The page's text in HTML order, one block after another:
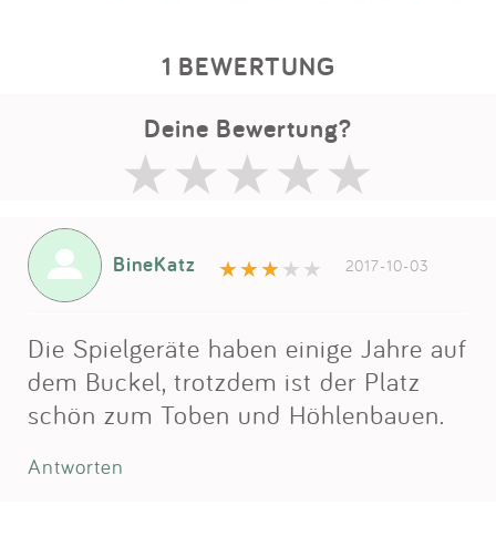
1 BEWERTUNG
Deine Bewertung?
BineKatz 2017-10-03
Die Spielgeräte haben einige Jahre auf
dem Buckel, trotzdem ist der Platz
schön zum Toben und Höhlenbauen.
Antworten